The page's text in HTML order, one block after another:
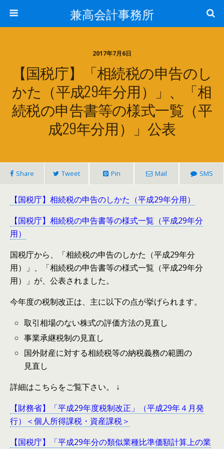
兼高会計事務所
2017年7月6日
【国税庁】「相続税の申告のし
かた（平成29年分用）」、「相
続税の申告書等の様式一覧（平
成29年分用）」公表
Share Tweet Pin Mail SMS
【国税庁】相続税の申告のしかた（平成29年分用）
【国税庁】相続税の申告書等の様式一覧（平成29年分
用）
国税庁から、「相続税の申告のしかた（平成29年分
用）」、「相続税の申告書等の様式一覧（平成29年分
用）」が、公表されました。
今年度の税制改正は、主に以下の点が挙げられます。
取引相場のない株式の評価方法の見直し
事業承継税制の見直し
国外財産に対する相続税等の納税義務の範囲の
見直し
詳細はこちらをご覧下さい。 ↓
【財務省】「平成29年度税制改正」（平成29年４月発
行）＜個人所得課税・資産課税＞
【国税庁】「平成29年分の類似業種比準価額計算上の業